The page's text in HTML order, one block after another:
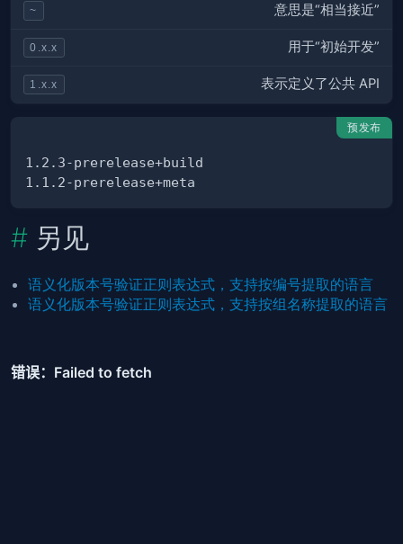
~ 意思是“相当接近”
0.x.x 用于“初始开发”
1.x.x 表示定义了公共 API
预发布
另见
语义化版本号验证正则表达式，支持按编号提取的语言
语义化版本号验证正则表达式，支持按组名称提取的语言